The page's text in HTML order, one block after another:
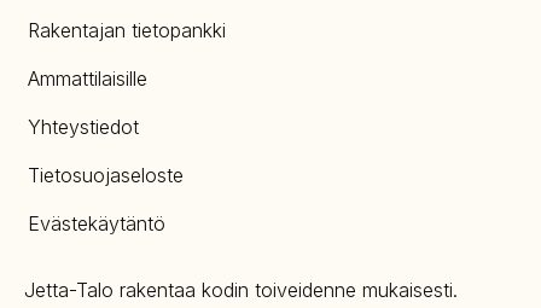
Rakentajan tietopankki
Ammattilaisille
Yhteystiedot
Tietosuojaseloste
Evästekäytäntö
Jetta-Talo rakentaa kodin toiveidenne mukaisesti.